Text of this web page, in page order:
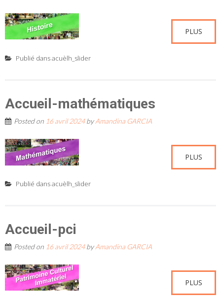
PLUS
Publié dansacuèlh_slider
Accueil-mathématiques
Posted on 16 avril 2024byAmandina GARCIA
PLUS
Publié dansacuèlh_slider
Accueil-pci
Posted on 16 avril 2024byAmandina GARCIA
PLUS